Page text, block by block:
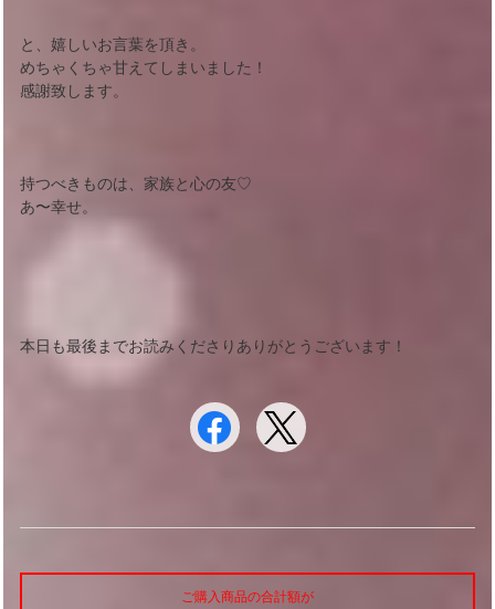
と、嬉しいお言葉を頂き。
めちゃくちゃ甘えてしまいました！
感謝致します。
持つべきものは、家族と心の友♡
あ〜幸せ。
本日も最後までお読みくださりありがとうございます！
ご購入商品の合計額が